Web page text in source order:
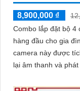
8,900,000 ₫
Combo lắp đặt bộ 4
hàng đầu cho gia
camera này được
lại âm thanh và